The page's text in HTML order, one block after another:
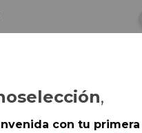
,
con tu primera